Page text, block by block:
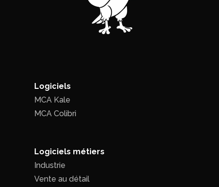
Logiciels
MCA Kale
MCA Colibri
Logiciels métiers
Industrie
Vente au détail